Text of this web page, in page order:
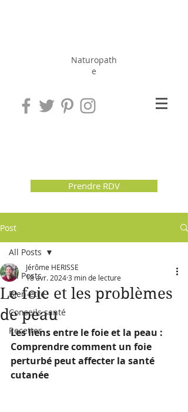
Naturopath
e
Prendre RDV
Post
All Posts
Bien-être
Conseils santé
Recettes
All Posts
Le foie et les problèmes
de peau
Jérôme HERISSE
18 avr. 20243 min de lecture
Les liens entre le foie et la peau :
Comprendre comment un foie
perturbé peut affecter la santé
cutanée